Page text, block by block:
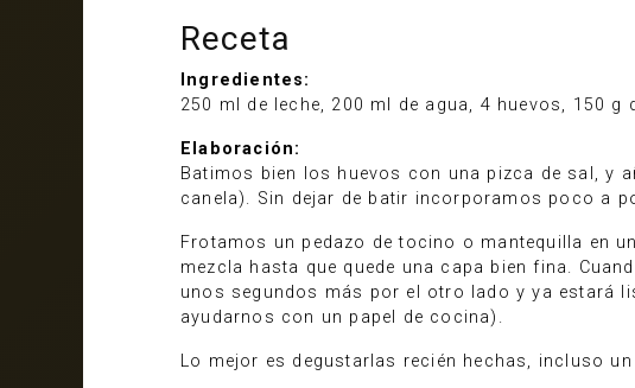
Receta
Ingredientes:
250 ml de leche, 200 ml de agua, 4 huevos, 150
Elaboración:
Batimos bien los huevos con una pizca de sal, y
canela). Sin dejar de batir incorporamos poco a
Frotamos un pedazo de tocino o mantequilla en
mezcla hasta que quede una capa bien fina.
unos segundos más por el otro lado y ya estará
ayudarnos con un papel de cocina).
Lo mejor es degustarlas recién hechas, incluso